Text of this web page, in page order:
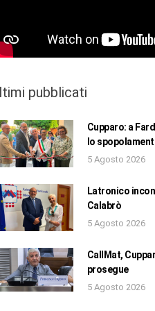
pubblicati
Cupparo: a
lo
5 Agosto 2026
Latronico
Calabrò
5 Agosto 2026
CallMat,
prosegue
5 Agosto 2026